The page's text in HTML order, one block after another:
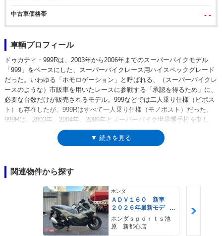
中古車価格帯 - -
車輌プロフィール
ドゥカティ・999Rは、2003年から2006年までのスーパーバイクモデル
「999」をベースにした、スーパーバイクレース用ハイスペックグレード
だった。いわゆる「ホモロゲーション」と呼ばれる、（スーパーバイクレ
ースのような）市販車を用いたレースに参戦する「承認を得るため」に、
必要な台数だけが販売されるモデル。999などでは二人乗り仕様（ビポス
ト）も存在したが、999Rはすべて一人乗り仕様（モノポスト）だった。
999Rは、2003年、2004年、2006年とスーパーバイク世界選手権を制し
▼ 続きを見る
関連物件から探す
ホンダ
ＡＤＶ１６０ 新車
２０２６年最新モデ
ル パールスモーキー
グレー スマートキ
ー ２９Ｌメットイ
ホンダｓｐｏｒｔｓ池
原 新都心店